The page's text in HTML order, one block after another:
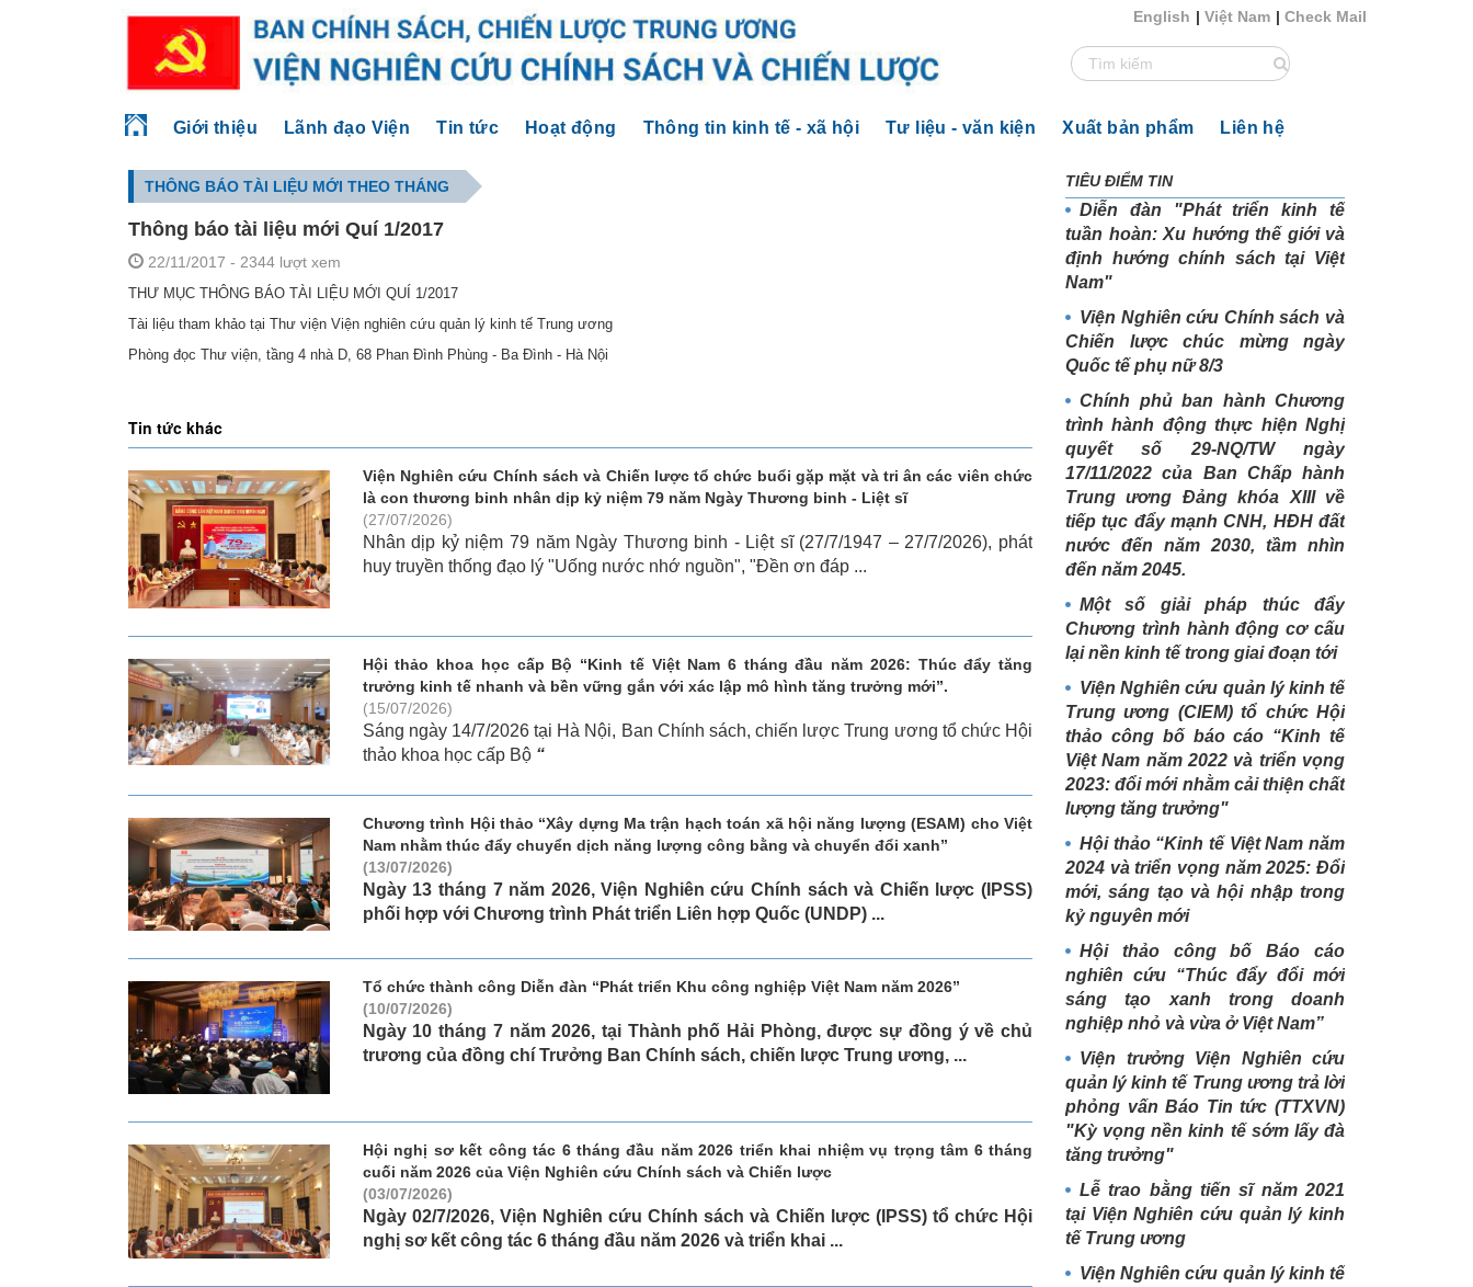
English | Việt Nam | Check Mail
Giới thiệu Lãnh đạo Viện Tin tức Hoạt động Thông tin kinh tế - xã hội Tư liệu - văn kiện Xuất bản phẩm Liên hệ
THÔNG BÁO TÀI LIỆU MỚI THEO THÁNG
Thông báo tài liệu mới Quí 1/2017
22/11/2017 - 2344 lượt xem
THƯ MỤC THÔNG BÁO TÀI LIỆU MỚI QUÍ 1/2017
Tài liệu tham khảo tại Thư viện Viện nghiên cứu quản lý kinh tế Trung ương
Phòng đọc Thư viện, tầng 4 nhà D, 68 Phan Đình Phùng - Ba Đình - Hà Nội
Tin tức khác
Viện Nghiên cứu Chính sách và Chiến lược tổ chức buổi gặp mặt và tri ân các viên chức
là con thương binh nhân dịp kỷ niệm 79 năm Ngày Thương binh - Liệt sĩ
(27/07/2026)
Nhân dịp kỷ niệm 79 năm Ngày Thương binh - Liệt sĩ (27/7/1947 – 27/7/2026), phát
huy truyền thống đạo lý "Uống nước nhớ nguồn", "Đền ơn đáp ...
Hội thảo khoa học cấp Bộ “Kinh tế Việt Nam 6 tháng đầu năm 2026: Thúc đẩy tăng
trưởng kinh tế nhanh và bền vững gắn với xác lập mô hình tăng trưởng mới”.
(15/07/2026)
Sáng ngày 14/7/2026 tại Hà Nội, Ban Chính sách, chiến lược Trung ương tổ chức Hội
thảo khoa học cấp Bộ “
Chương trình Hội thảo “Xây dựng Ma trận hạch toán xã hội năng lượng (ESAM) cho Việt
Nam nhằm thúc đẩy chuyển dịch năng lượng công bằng và chuyển đổi xanh”
(13/07/2026)
Ngày 13 tháng 7 năm 2026, Viện Nghiên cứu Chính sách và Chiến lược (IPSS)
phối hợp với Chương trình Phát triển Liên hợp Quốc (UNDP) ...
Tổ chức thành công Diễn đàn “Phát triển Khu công nghiệp Việt Nam năm 2026”
(10/07/2026)
Ngày 10 tháng 7 năm 2026, tại Thành phố Hải Phòng, được sự đồng ý về chủ
trương của đồng chí Trưởng Ban Chính sách, chiến lược Trung ương, ...
Hội nghị sơ kết công tác 6 tháng đầu năm 2026 triển khai nhiệm vụ trọng tâm 6 tháng
cuối năm 2026 của Viện Nghiên cứu Chính sách và Chiến lược
(03/07/2026)
Ngày 02/7/2026, Viện Nghiên cứu Chính sách và Chiến lược (IPSS) tổ chức Hội
nghị sơ kết công tác 6 tháng đầu năm 2026 và triển khai ...
TIÊU ĐIỂM TIN
Diễn đàn "Phát triển kinh tế
tuần hoàn: Xu hướng thế giới và
định hướng chính sách tại Việt
Nam"
Viện Nghiên cứu Chính sách và
Chiến lược chúc mừng ngày
Quốc tế phụ nữ 8/3
Chính phủ ban hành Chương
trình hành động thực hiện Nghị
quyết số 29-NQ/TW ngày
17/11/2022 của Ban Chấp hành
Trung ương Đảng khóa XIII về
tiếp tục đẩy mạnh CNH, HĐH đất
nước đến năm 2030, tầm nhìn
đến năm 2045.
Một số giải pháp thúc đẩy
Chương trình hành động cơ cấu
lại nền kinh tế trong giai đoạn tới
Viện Nghiên cứu quản lý kinh tế
Trung ương (CIEM) tổ chức Hội
thảo công bố báo cáo “Kinh tế
Việt Nam năm 2022 và triển vọng
2023: đổi mới nhằm cải thiện chất
lượng tăng trưởng"
Hội thảo “Kinh tế Việt Nam năm
2024 và triển vọng năm 2025: Đổi
mới, sáng tạo và hội nhập trong
kỷ nguyên mới
Hội thảo công bố Báo cáo
nghiên cứu “Thúc đẩy đổi mới
sáng tạo xanh trong doanh
nghiệp nhỏ và vừa ở Việt Nam”
Viện trưởng Viện Nghiên cứu
quản lý kinh tế Trung ương trả lời
phỏng vấn Báo Tin tức (TTXVN)
"Kỳ vọng nền kinh tế sớm lấy đà
tăng trưởng"
Lễ trao bằng tiến sĩ năm 2021
tại Viện Nghiên cứu quản lý kinh
tế Trung ương
Viện Nghiên cứu quản lý kinh tế